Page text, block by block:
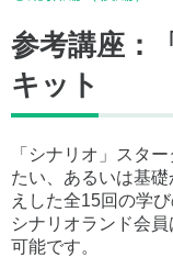
参考講座：
キット
「シナリオ」スタ
たい、あるいは基
えした全15回の学
シナリオランド会
可能です。